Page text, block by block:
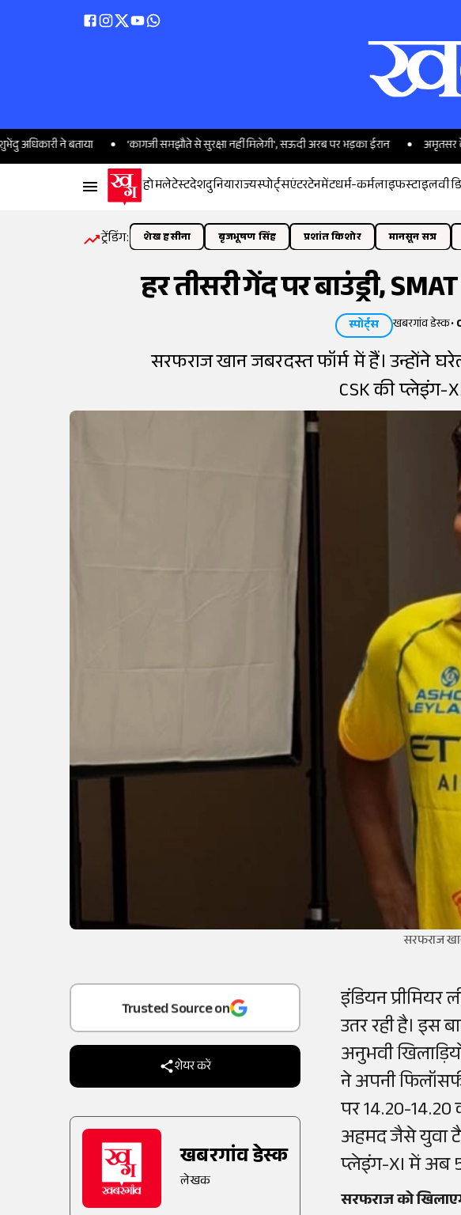
ने बताया 'कागजी समझौते से सुरक्षा नहीं मिलेगी', सऊदी अरब पर भड़का ईरान अमृतसर के CP
होमलेटेस्टदेशदुनियाराज्यस्पोर्ट्सएंटरटेनमेंटधर्म-कर्मलाइफस्टाइल
ट्रेंडिंग: शेख हसीना बृजभूषण सिंह प्रशांत किशोर मानसून सत्र
हर तीसरी गेंद पर बाउंड्री,
स्पोर्ट्स खबरगांव डेस्क•
सरफराज खान जबरदस्त फॉर्म में हैं। उन्होंने
CSK की प्लेइंग-
सरफराज
Trusted Source on
शेयर करें
खबरगांव डेस्क
लेखक
इंडियन प्रीमियर
उतर रही है। इस
अनुभवी
ने अपनी
पर 14.20-
अहमद जैसे युवा
प्लेइंग-XI में अब
सरफराज को